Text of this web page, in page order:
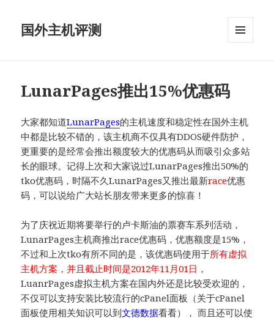
国外主机评测
LunarPages推出15%优惠码
大家都知道LunarPages的主机速度和稳定性在国外主机
中都是比较不错的，该主机商不仅具有DDOS硬件防护，
更重要的是经常会推出额度较大的优惠码从而吸引众多站
长的眼球。记得上次和大家说过LunarPages推出50%的
tko优惠码，时隔不久LunarPages又推出最新race优惠
码，可以说给广大站长朋友带来更多的惊喜！
为了庆祝近期将要举行的卢卡斯油的票赛车系列活动，
LunarPages主机商推出race优惠码，优惠额度是15%，
不过和上次tko有所不同的是，该优惠码使用于所有虚拟
主机方案，并且截止时间是2012年11月01日 ，
LuanrPages虚拟主机方案在国内外还是比较受欢迎的，
不仅可以支持安装比较流行的cPanel面板（关于cPanel
面板使用相关知识可以到文德数据看看）， 而且还可以使